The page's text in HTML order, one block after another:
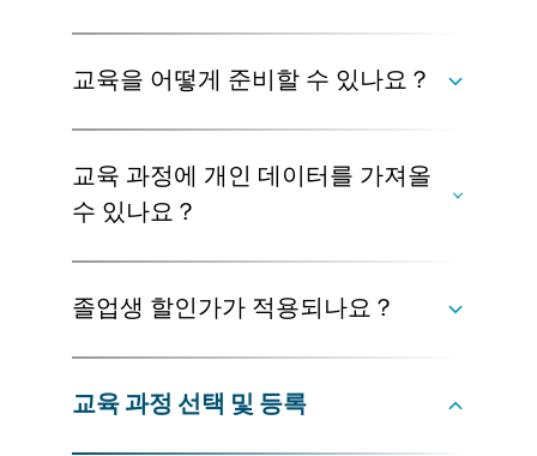
적용 가능한지 상담하기 위해 연락하십시오．
준비를 위해서는 교육까지 충분한 시간이 필요
교육을 어떻게 준비할 수 있나요？
기본 교육 과정
토리얼 표시＂를 통해 이용할 수 있는 당사 튜
고급 교육 과정
교육 과정에 개인 데이터를 가져올
수 있나요？
가능하지만 정규 과정 동안에는 강사들이 귀하
보장이 없습니다． 기밀 데이터의 경우 공개 교
졸업생 할인가가 적용되나요？
교육 과정 선택 및 등록